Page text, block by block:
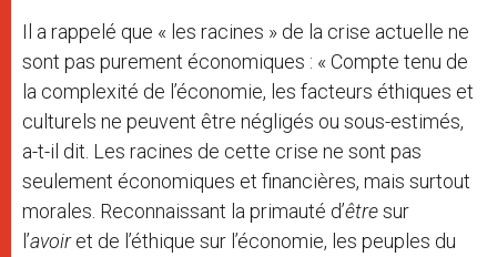
Il a rappelé que « les racines » de la crise actuelle ne
sont pas purement économiques : « Compte tenu de
la complexité de l’économie, les facteurs éthiques et
culturels ne peuvent être négligés ou sous-estimés,
a-t-il dit. Les racines de cette crise ne sont pas
seulement économiques et financières, mais surtout
morales. Reconnaissant la primauté d’êtresur
l’avoiret de l’éthique sur l’économie, les peuples du